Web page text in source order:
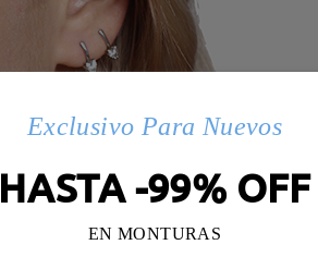
Exclusivo Para Nuevos
HASTA -99% OFF
EN MONTURAS